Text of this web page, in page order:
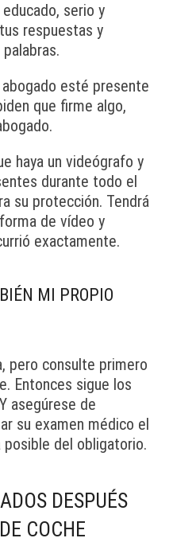
serio y
respuestas y
abogado esté presente
que firme algo,
haya un videógrafo y
durante todo el
su protección. Tendrá
de vídeo y
exactamente.
MI PROPIO
pero consulte primero
Entonces sigue los
asegúrese de
su examen médico el
del obligatorio.
DESPUÉS
COCHE